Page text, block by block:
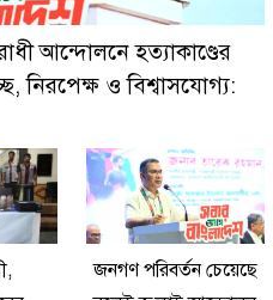
আন্দোলনে হত্যাকাণ্ডের
নিরপেক্ষ ও বিশ্বাসযোগ্য:
জনগণ পরিবর্তন চেয়েছে